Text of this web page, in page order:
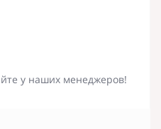
у наших менеджеров!